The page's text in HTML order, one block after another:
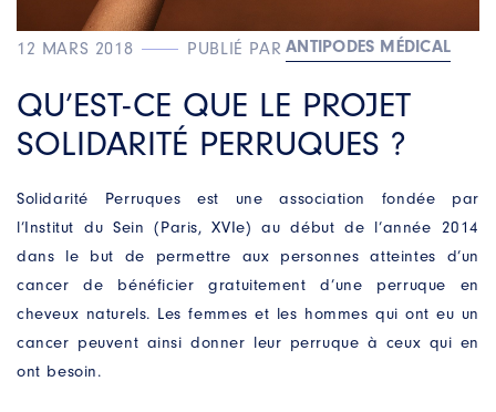
12 MARS 2018 PUBLIÉ PAR ANTIPODES MÉDICAL
QU’EST-CE QUE LE PROJET
SOLIDARITÉ PERRUQUES ?
Solidarité Perruques est une association fondée par
l’Institut du Sein (Paris, XVIe) au début de l’année 2014
dans le but de permettre aux personnes atteintes d’un
cancer de bénéficier gratuitement d’une perruque en
cheveux naturels. Les femmes et les hommes qui ont eu un
cancer peuvent ainsi donner leur perruque à ceux qui en
ont besoin.